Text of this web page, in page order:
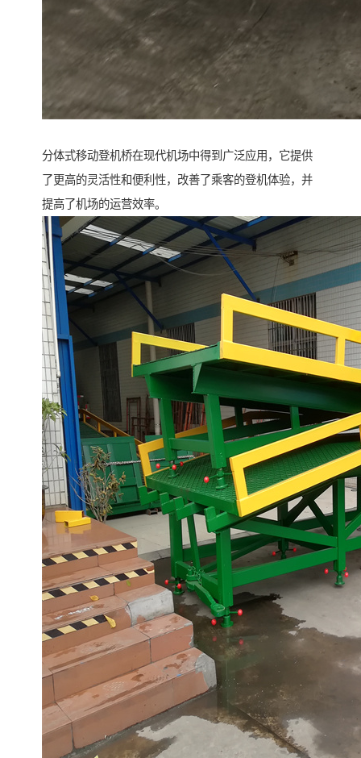
分体式移动登机桥在现代机场中得到广泛应用，它提供
了更高的灵活性和便利性，改善了乘客的登机体验，并
提高了机场的运营效率。